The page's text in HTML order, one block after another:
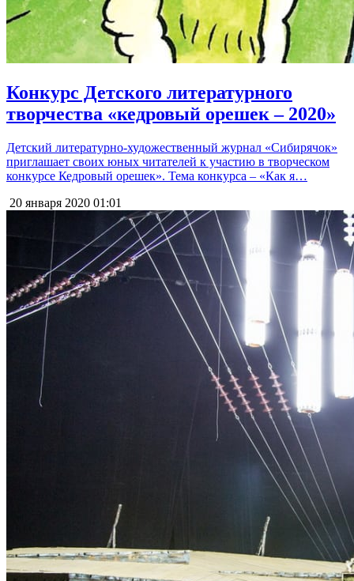
Конкурс Детского литературного
творчества «кедровый орешек – 2020»
Детский литературно-художественный журнал «Сибирячок»
приглашает своих юных читателей к участию в творческом
конкурсе Кедровый орешек». Тема конкурса – «Как я…
20 января 2020 01:01